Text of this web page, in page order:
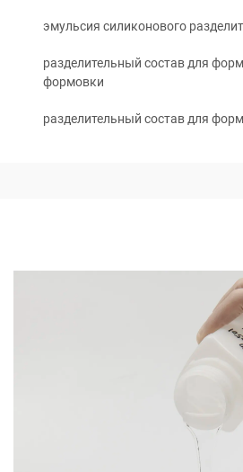
эмульсия силиконового
разделительный состав для
формовки
разделительный состав для